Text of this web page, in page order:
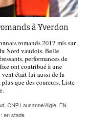
à Yverdon
romands 2017 mis sur
Nord vaudois. Belle
performances de
ont contribué à une
vent était lui aussi de la
que des coureurs. Liste
CNP Lausanne/Aigle EN
: en stade